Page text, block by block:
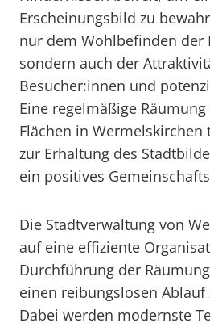
Erscheinungsbild zu
nur dem Wohlbefinden der
sondern auch der
Besucher:innen und
Eine regelmäßige
Flächen in
zur Erhaltung des
ein positives
Die Stadtverwaltung von
auf eine effiziente
Durchführung der
einen reibungslosen
Dabei werden modernste